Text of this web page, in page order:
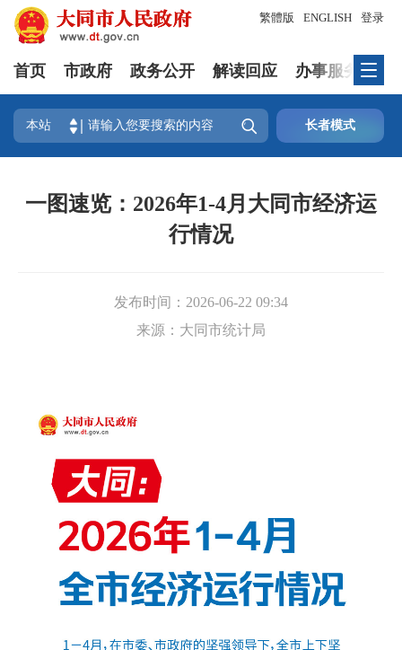
登录
繁體版 ENGLISH
首页 市政府 政务公开 解读回应 办事服务
本站  长者模式
一图速览：2026年1-4月大同市经济运
行情况
发布时间： 2026-06-22 09:34
来源： 大同市统计局